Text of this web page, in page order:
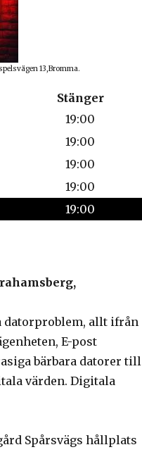
13,Bromma.
Stänger
19:00
19:00
19:00
19:00
19:00
datorproblem, allt ifrån
E-post
bärbara datorer till
värden. Digitala
Spårsvägs hållplats